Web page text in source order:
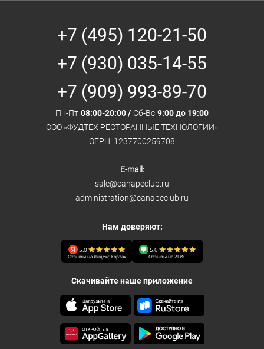
+7 (495) 120-21-50
+7 (930) 035-14-55
+7 (909) 993-89-70
Пн-Пт 08:00-20:00 / Сб-Вс 9:00 до 19:00
ООО «ФУДТЕХ РЕСТОРАННЫЕ ТЕХНОЛОГИИ»
ОГРН: 1237700259708
E-mail:
sale@canapeclub.ru
administration@canapeclub.ru
Нам доверяют:
5,0
Отзывы на Яндекс Картах
5,0
Отзывы на 2ГИС
Скачивайте наше приложение